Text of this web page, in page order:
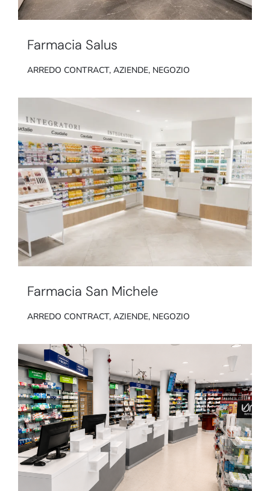
Farmacia Salus
ARREDO CONTRACT, AZIENDE, NEGOZIO
Farmacia San Michele
ARREDO CONTRACT, AZIENDE, NEGOZIO